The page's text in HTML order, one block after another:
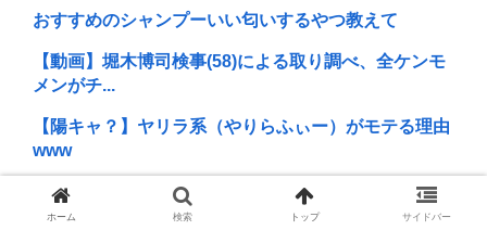
おすすめのシャンプーいい匂いするやつ教えて
【動画】堀木博司検事(58)による取り調べ、全ケンモ
メンがチ...
【陽キャ？】ヤリラ系（やりらふぃー）がモテる理由
www
問題「アメリカ原産の犬、5つ答えよ」
ホーム 検索 トップ サイドバー